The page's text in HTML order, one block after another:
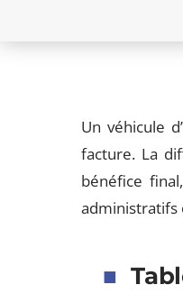
Un véhicule
facture. La
bénéfice
administratifs